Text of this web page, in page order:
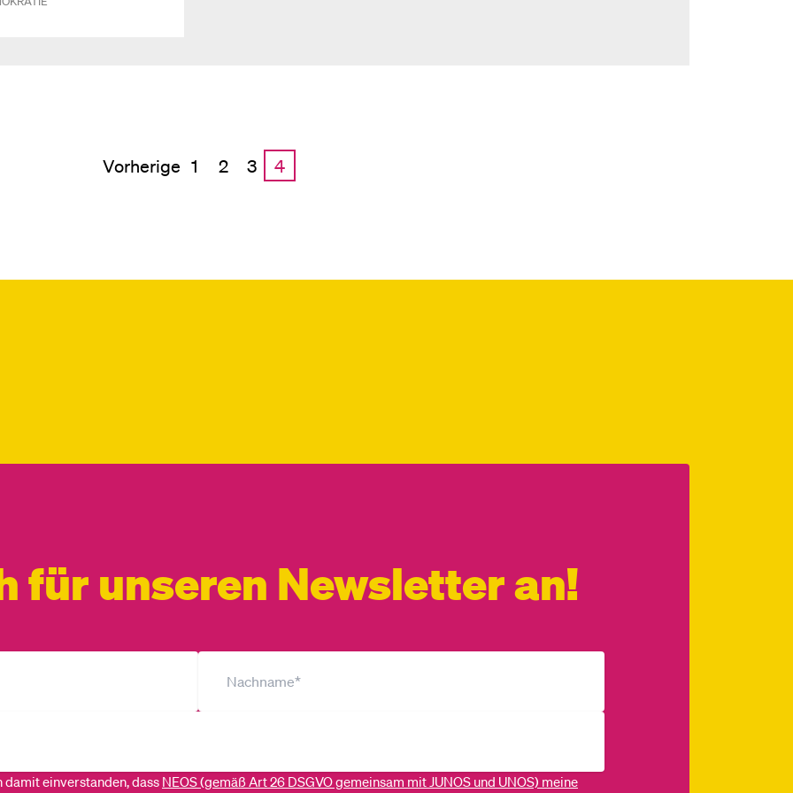
Vorherige 1 2 3 4
für unseren Newsletter an!
einverstanden, dass NEOS (gemäß Art 26 DSGVO gemeinsam mit JUNOS und UNOS) meine